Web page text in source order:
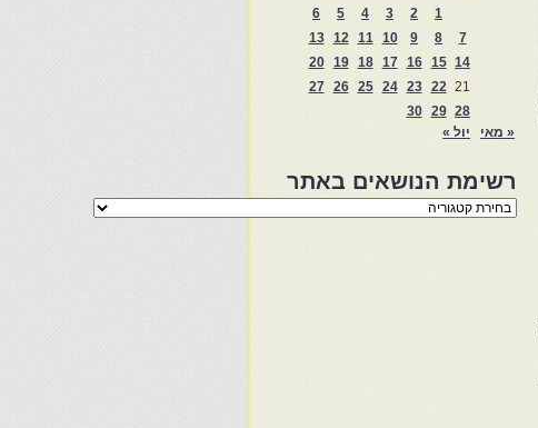
1
2
3
4
5
6
7
8
9
10
11
12
13
14
15
16
17
18
19
20
21
22
23
24
25
26
27
28
29
30
« מאי
יול »
רשימת הנושאים באתר
רשימת
הנושאים